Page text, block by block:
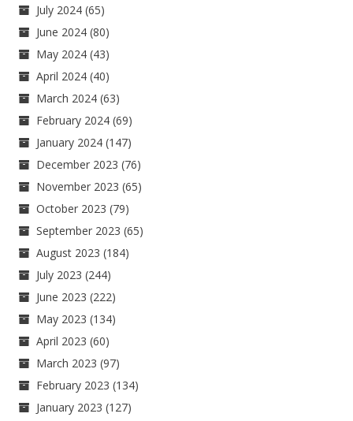
July 2024 (65)
June 2024 (80)
May 2024 (43)
April 2024 (40)
March 2024 (63)
February 2024 (69)
January 2024 (147)
December 2023 (76)
November 2023 (65)
October 2023 (79)
September 2023 (65)
August 2023 (184)
July 2023 (244)
June 2023 (222)
May 2023 (134)
April 2023 (60)
March 2023 (97)
February 2023 (134)
January 2023 (127)